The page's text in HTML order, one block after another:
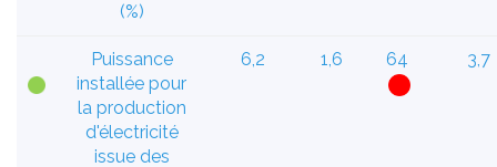
(%)
Puissance
installée pour
la production
d'électricité
issue des
6,2 1,6 64 3,7